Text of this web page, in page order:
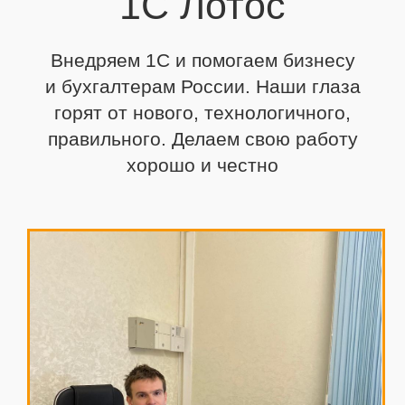
В лицензиях уровня МИНИМУМ и БАЗОВЫЙ
отображаются данные последней выгрузки.
Операция предназначена только для просмотра
информации по номенклатурным позициям.
3. Печать на мобильный принтер.
Внедряем 1С и помогаем бизнесу
и бухгалтерам России. Наши глаза
горят от нового, технологичного,
правильного. Делаем свою работу
хорошо и честно